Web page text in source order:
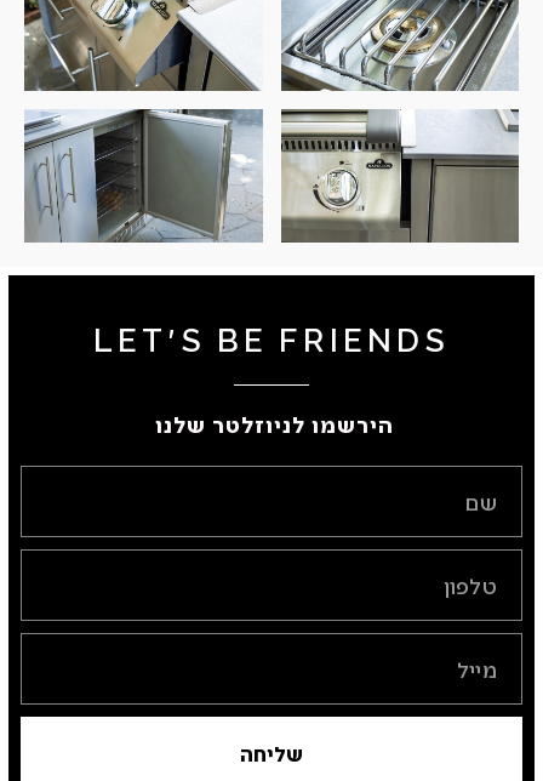
LET'S BE FRIENDS
הירשמו לניוזלטר שלנו ​
שליחה